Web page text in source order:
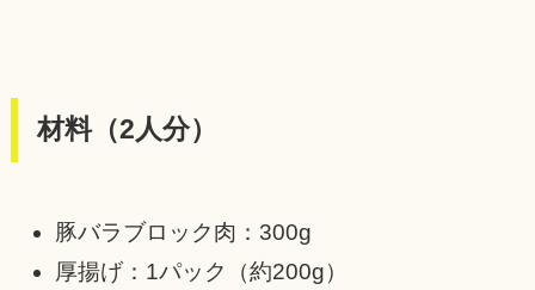
材料（2人分）
豚バラブロック肉：300g
厚揚げ：1パック（約200g）